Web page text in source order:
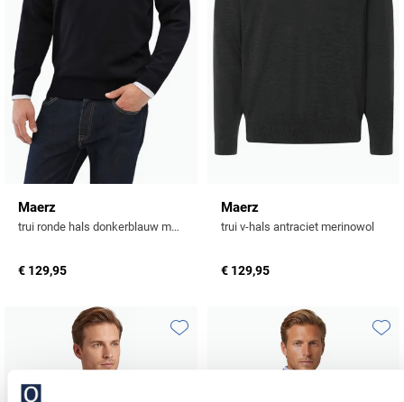
Maerz
trui ronde hals donkerblauw merinowol
€ 129,95
Maerz
trui v-hals antraciet merinowol
€ 129,95
Toevoegen aan favorieten